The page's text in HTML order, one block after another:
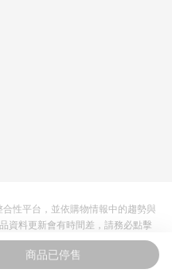
商品已停售
性平台，並依購物情報中的趨勢與
資料更新會有時間差，請務必點擊
條件，一切資訊以合作廠商網頁為